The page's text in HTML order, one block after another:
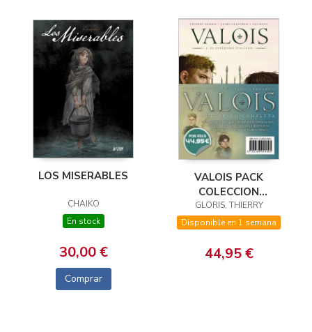
LOS MISERABLES
CHAIKO
En stock
30,00 €
Comprar
VALOIS PACK
COLECCION
COMPLETA
GLORIS, THIERRY
Disponible en 1 semana
44,95 €